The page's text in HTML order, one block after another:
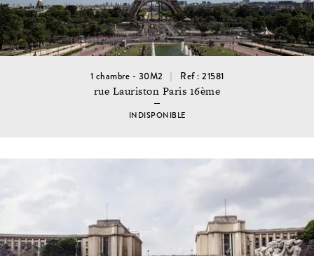
1 chambre - 30M2 Ref : 21581
rue Lauriston Paris 16ème
INDISPONIBLE